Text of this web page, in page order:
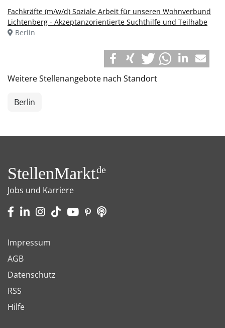
Fachkräfte (m/w/d) Soziale Arbeit für unseren Wohnverbund
Lichtenberg - Akzeptanzorientierte Suchthilfe und Teilhabe
Berlin
Weitere Stellenangebote nach Standort
Berlin
StellenMarkt.de
Jobs und Karriere
Impressum
AGB
Datenschutz
RSS
Hilfe